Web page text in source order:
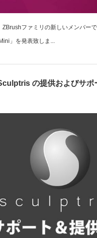
ZBrushファミリの新しいメンバー
」を発表致しま...
の提供およびサ